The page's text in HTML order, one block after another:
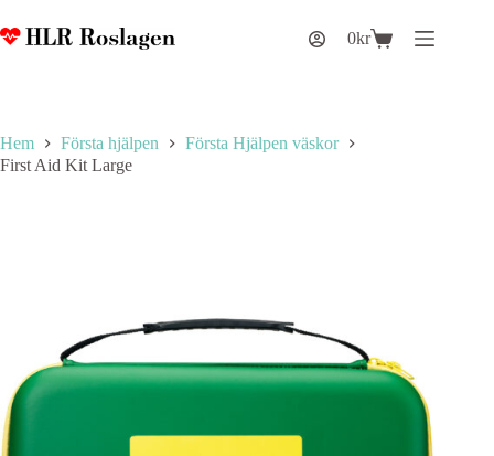
till
innehåll
Varukorg
0kr
Hem Första hjälpen
Första Hjälpen väskor
First Aid Kit Large